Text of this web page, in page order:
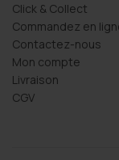
Click & Collect
Commandez en
Contactez-nous
Mon compte
Livraison
CGV